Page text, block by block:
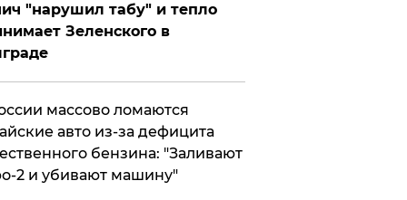
"нарушил табу" и тепло
Зеленского в
массово ломаются
авто из-за дефицита
бензина: "Заливают
2 и убивают машину"